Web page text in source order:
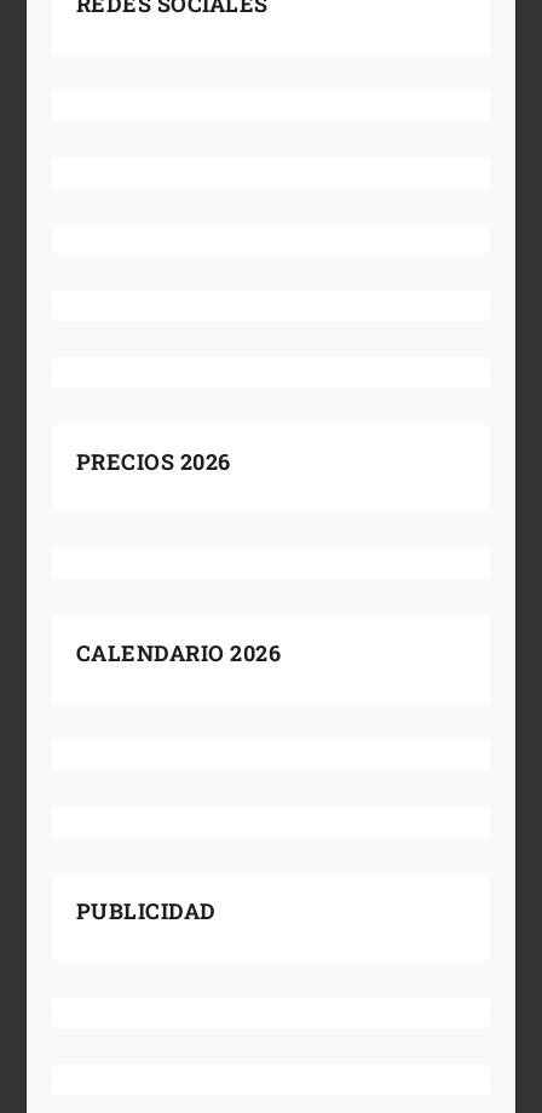
PRECIOS 2026
CALENDARIO 2026
PUBLICIDAD